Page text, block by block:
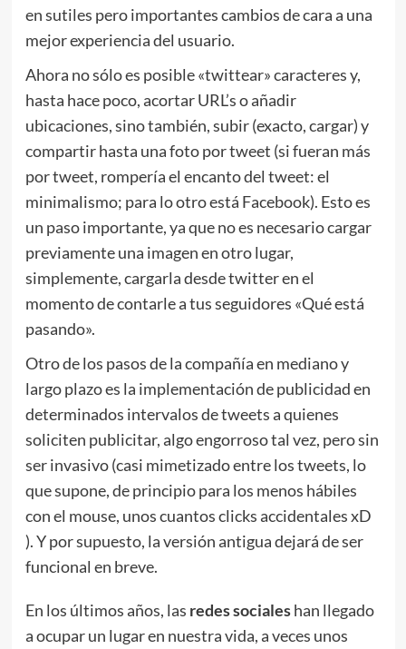
en sutiles pero importantes cambios de cara a una
mejor experiencia del usuario.
Ahora no sólo es posible «twittear» caracteres y,
hasta hace poco, acortar URL’s o añadir
ubicaciones, sino también, subir (exacto, cargar) y
compartir hasta una foto por tweet (si fueran más
por tweet, rompería el encanto del tweet: el
minimalismo; para lo otro está Facebook). Esto es
un paso importante, ya que no es necesario cargar
previamente una imagen en otro lugar,
simplemente, cargarla desde twitter en el
momento de contarle a tus seguidores «Qué está
pasando».
Otro de los pasos de la compañía en mediano y
largo plazo es la implementación de publicidad en
determinados intervalos de tweets a quienes
soliciten publicitar, algo engorroso tal vez, pero sin
ser invasivo (casi mimetizado entre los tweets, lo
que supone, de principio para los menos hábiles
con el mouse, unos cuantos clicks accidentales xD
). Y por supuesto, la versión antigua dejará de ser
funcional en breve.
En los últimos años, las redes socialeshan llegado
a ocupar un lugar en nuestra vida, a veces unos